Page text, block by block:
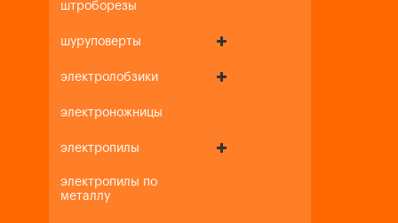
штроборезы
шуруповерты
электролобзики
электроножницы
электропилы
электропилы по
металлу